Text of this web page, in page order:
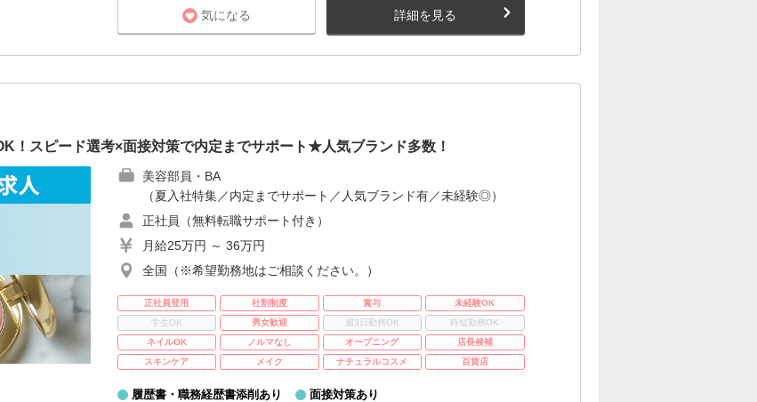
気になる 詳細を見る
！スピード選考×面接対策で内定までサポート★人気ブランド多数！
美容部員・BA
（夏入社特集／内定までサポート／人気ブランド有／未経験◎）
正社員（無料転職サポート付き）
月給25万円 ～ 36万円
全国（※希望勤務地はご相談ください。）
正社員登用 社割制度 賞与
未経験OK
学生OK
男女歓迎 週3日勤務OK
時短勤務OK
ネイルOK
ノルマなし オープニング
店長候補
スキンケア
メイク ナチュラルコスメ 百貨店
履歴書・職務経歴書添削あり 面接対策あり